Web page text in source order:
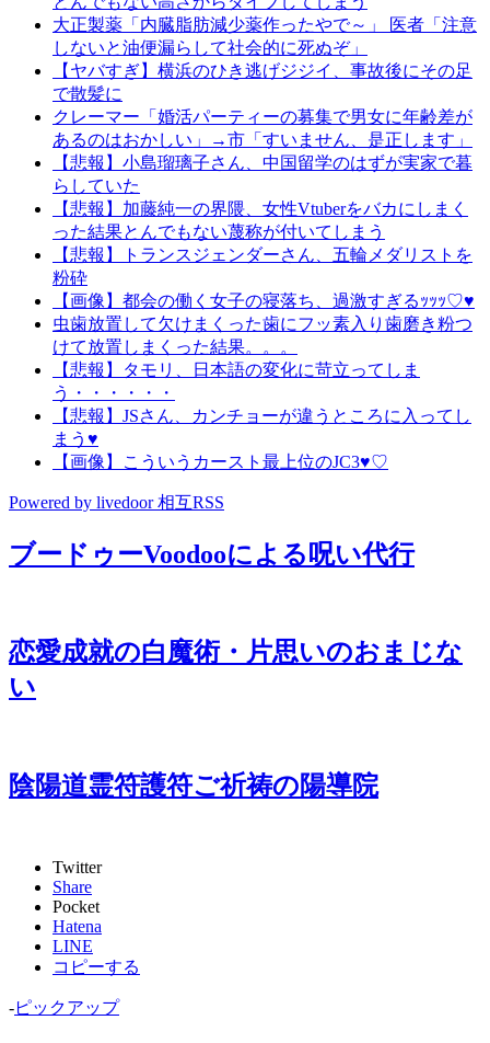
大正製薬「内臓脂肪減少薬作ったやで～」 医者「注意
しないと油便漏らして社会的に死ぬぞ」
【ヤバすぎ】横浜のひき逃げジジイ、事故後にその足
で散髪に
クレーマー「婚活パーティーの募集で男女に年齢差が
あるのはおかしい」→市「すいません、是正します」
【悲報】小島瑠璃子さん、中国留学のはずが実家で暮
らしていた
【悲報】加藤純一の界隈、女性Vtuberをバカにしまく
った結果とんでもない蔑称が付いてしまう
【悲報】トランスジェンダーさん、五輪メダリストを
粉砕
【画像】都会の働く女子の寝落ち、過激すぎるｯｯｯ♡♥
虫歯放置して欠けまくった歯にフッ素入り歯磨き粉つ
けて放置しまくった結果。。。
【悲報】タモリ、日本語の変化に苛立ってしま
う・・・・・・
【悲報】JSさん、カンチョーが違うところに入ってし
まう♥
【画像】こういうカースト最上位のJC3♥♡
Powered by livedoor 相互RSS
ブードゥーVoodooによる呪い代行
恋愛成就の白魔術・片思いのおまじな
い
陰陽道霊符護符ご祈祷の陽導院
Twitter
Share
Pocket
Hatena
LINE
コピーする
-ピックアップ